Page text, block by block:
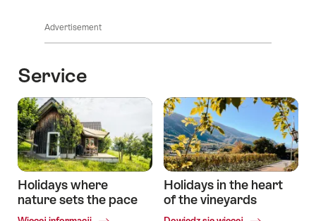
Advertisement
Service
Holidays where
nature sets the pace
Holidays in the heart
of the vineyards